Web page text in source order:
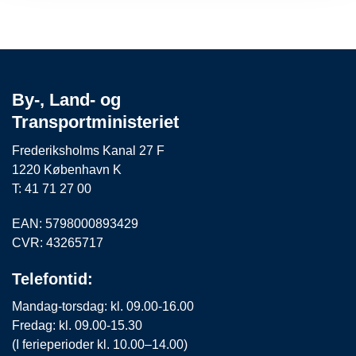
By-, Land- og
Transportministeriet
Frederiksholms Kanal 27 F
1220 København K
T: 41 71 27 00
EAN: 5798000893429
CVR: 43265717
Telefontid:
Mandag-torsdag: kl. 09.00-16.00
Fredag: kl. 09.00-15.30
(I ferieperioder kl. 10.00–14.00)